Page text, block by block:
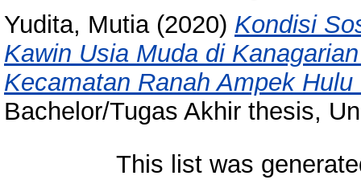
Yudita, Mutia(2020) Kondisi
Kawin Usia Muda di
Kecamatan Ranah Ampek
Bachelor/Tugas Akhir thesis,
This list was